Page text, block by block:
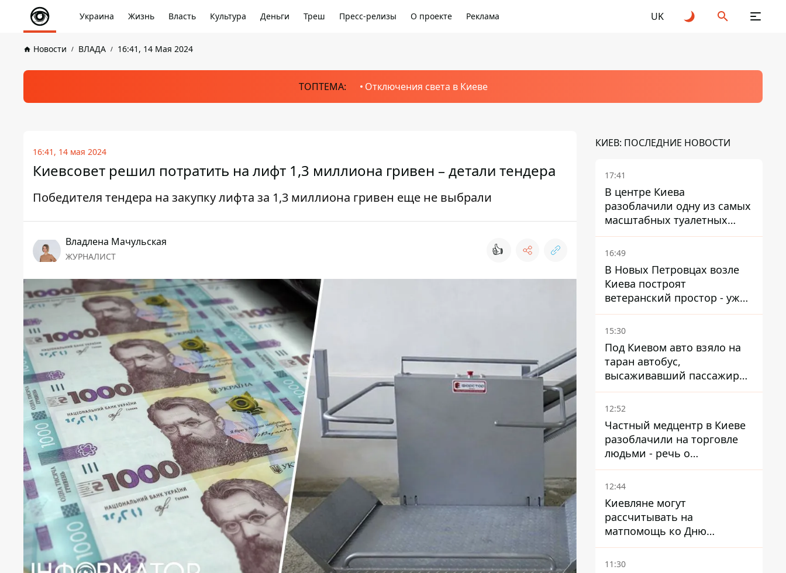
Украина Жизнь Власть Культура Деньги Треш Пресс-релизы О проекте Реклама UK
Новости ВЛАДА 16:41, 14 Мая 2024
ТОПТЕМА: Отключения света в Киеве
16:41, 14 мая 2024
Киевсовет решил потратить на лифт 1,3 миллиона гривен – детали тендера
Победителя тендера на закупку лифта за 1,3 миллиона гривен еще не выбрали
Владлена Мачульская
ЖУРНАЛИСТ 👍
КИЕВ: ПОСЛЕДНИЕ НОВОСТИ
17:41
В центре Киева
разоблачили одну из самых
масштабных туалетных
схем с фиктивным домом
16:49
В Новых Петровцах возле
Киева построят
ветеранский простор - уже
нашли проектанта
15:30
Под Киевом авто взяло на
таран автобус,
высаживавший пассажиров
на остановке - пассажир в
больнице
12:52
Частный медцентр в Киеве
разоблачили на торговле
людьми - речь о
суррогатном материнстве
12:44
Киевляне могут
рассчитывать на
матпомощь ко Дню
независимости - кому ее
дадут
11:30